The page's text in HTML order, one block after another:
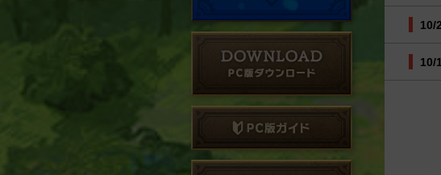
10/
10/